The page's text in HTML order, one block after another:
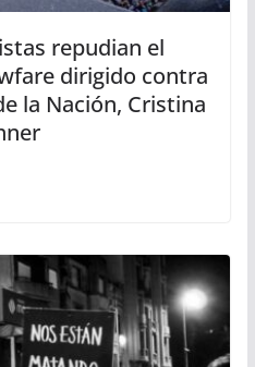
repudian el
dirigido contra
la Nación, Cristina